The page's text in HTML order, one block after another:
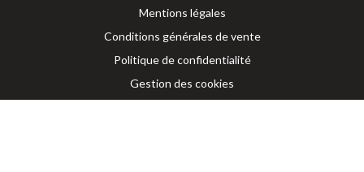
Mentions légales
Conditions générales de vente
Politique de confidentialité
Gestion des cookies